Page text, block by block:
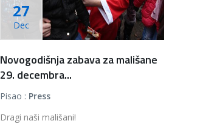
27
Dec
Novogodišnja zabava za mališane
29. decembra...
Pisao : Press
Dragi naši mališani!